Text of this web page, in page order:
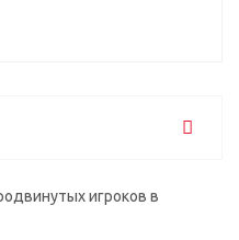
игроков в